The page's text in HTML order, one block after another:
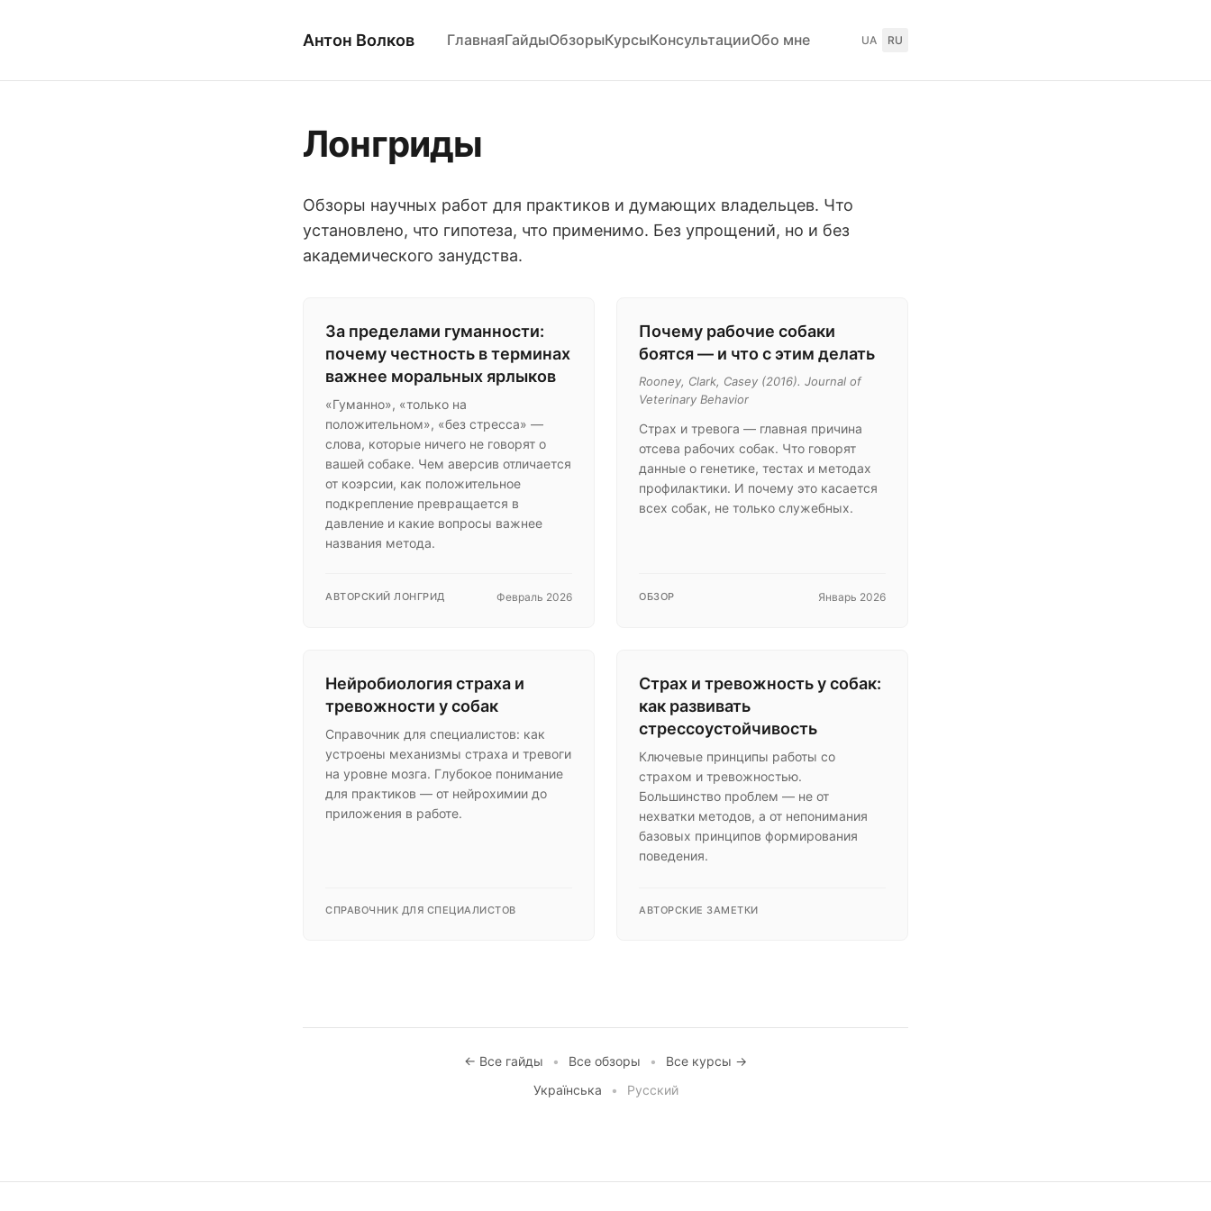
Антон Волков ГлавнаяГайдыОбзорыКурсыКонсультацииОбо мне UA RU
Лонгриды
Обзоры научных работ для практиков и думающих владельцев. Что
установлено, что гипотеза, что применимо. Без упрощений, но и без
академического занудства.
За пределами гуманности:
почему честность в терминах
важнее моральных ярлыков
«Гуманно», «только на
положительном», «без стресса» —
слова, которые ничего не говорят о
вашей собаке. Чем аверсив отличается
от коэрсии, как положительное
подкрепление превращается в
давление и какие вопросы важнее
названия метода.
АВТОРСКИЙ ЛОНГРИД Февраль 2026
Почему рабочие собаки
боятся — и что с этим делать
Rooney, Clark, Casey (2016). Journal of
Veterinary Behavior
Страх и тревога — главная причина
отсева рабочих собак. Что говорят
данные о генетике, тестах и методах
профилактики. И почему это касается
всех собак, не только служебных.
ОБЗОР Январь 2026
Нейробиология страха и
тревожности у собак
Справочник для специалистов: как
устроены механизмы страха и тревоги
на уровне мозга. Глубокое понимание
для практиков — от нейрохимии до
приложения в работе.
СПРАВОЧНИК ДЛЯ СПЕЦИАЛИСТОВ
Страх и тревожность у собак:
как развивать
стрессоустойчивость
Ключевые принципы работы со
страхом и тревожностью.
Большинство проблем — не от
нехватки методов, а от непонимания
базовых принципов формирования
поведения.
АВТОРСКИЕ ЗАМЕТКИ
← Все гайды • Все обзоры •
Все курсы →
Українська
• Русский